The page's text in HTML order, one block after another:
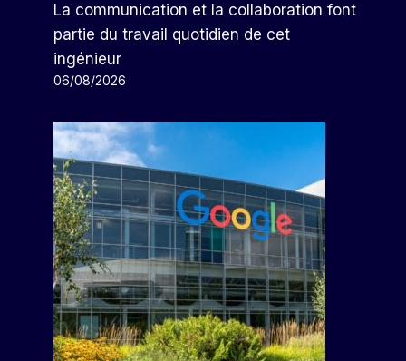
La communication et la collaboration font
partie du travail quotidien de cet
ingénieur
06/08/2026